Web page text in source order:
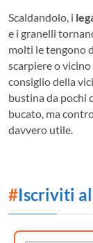
Scaldandolo, i
e i granelli
molti le tengono
scarpiere o
consiglio della
bustina da pochi
bucato, ma
davvero utile.
#Iscriviti